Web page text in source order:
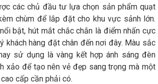
các chủ đầu tư lựa chọn sản phẩm quạt
chùm để lắp đặt cho khu vực sảnh lớn.
bật, hút mắt chắc chắn là điểm nhấn cực
khách hàng đặt chân đến nơi đây. Màu sắc
sử dụng là vàng kết hợp ánh sáng đèn
xảo để tạo nên vẻ đẹp sang trọng mà một
cấp cần phải có.